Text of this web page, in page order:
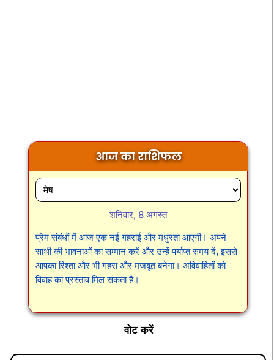
आज का राशिफल
शनिवार, 8 अगस्त
प्रेम संबंधों में आज एक नई गहराई और मधुरता आएगी। अपने
साथी की भावनाओं का सम्मान करें और उन्हें पर्याप्त समय दें, इससे
आपका रिश्ता और भी गहरा और मजबूत बनेगा। अविवाहितों को
विवाह का प्रस्ताव मिल सकता है।
वोट करें